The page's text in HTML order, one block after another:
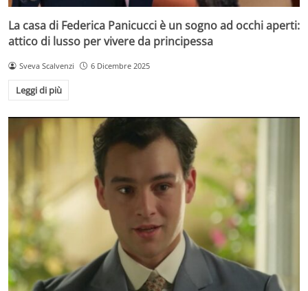
La casa di Federica Panicucci è un sogno ad occhi aperti:
attico di lusso per vivere da principessa
Sveva Scalvenzi 6 Dicembre 2025
Leggi di più